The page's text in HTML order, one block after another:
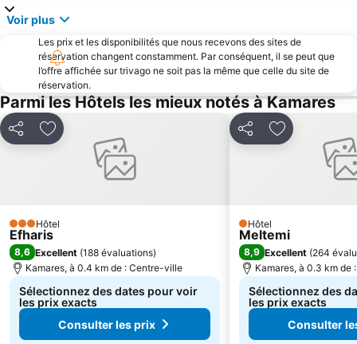
Voir plus
Les prix et les disponibilités que nous recevons des sites de
réservation changent constamment. Par conséquent, il se peut que
l’offre affichée sur trivago ne soit pas la même que celle du site de
réservation.
Parmi les Hôtels les mieux notés à Kamares
PartagerAjouter à mes favoris
3 Étoiles
Hôtel
Efharis
8,6 Excellent (188 évaluations)
Kamares, à 0.4 km de : Centre-ville
Sélectionnez des dates pour voir
les prix exacts
Consulter les prix
PartagerAjouter à
1 Étoiles
Hôtel
Meltemi
8,9 Excellent (264
Kamares, à 0.3 km de
Sélectionnez des
les prix exacts
Consulter